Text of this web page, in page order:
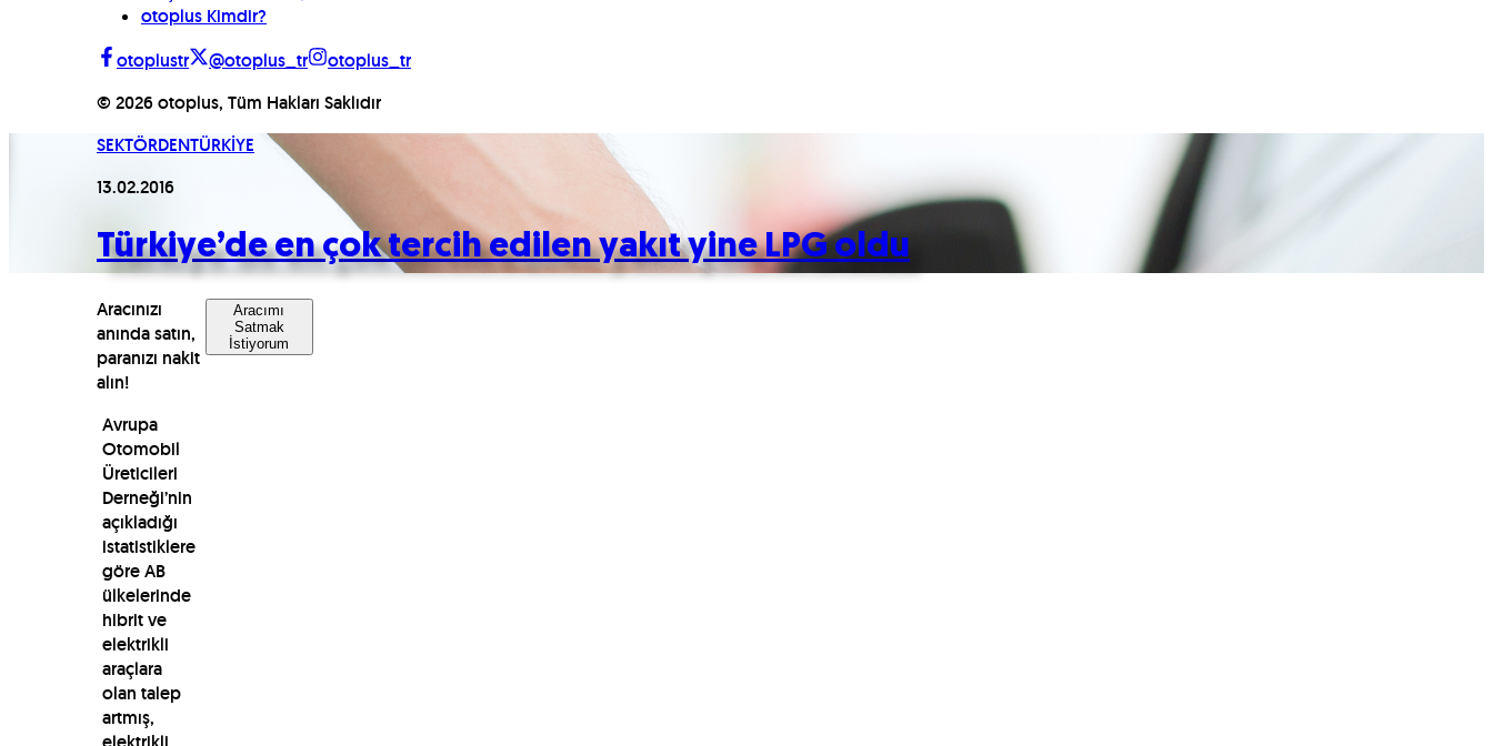
otoplus Kimdir?
otoplustr
@otoplus_tr
otoplus_tr
© 2026 otoplus, Tüm Hakları Saklıdır
SEKTÖRDENTÜRKİYE
13.02.2016
Türkiye’de en çok tercih edilen yakıt yine LPG oldu
Aracınızı
anında satın,
paranızı nakit
alın!
Aracımı
Satmak
İstiyorum
Avrupa
Otomobil
Üreticileri
Derneği’nin
açıkladığı
istatistiklere
göre AB
ülkelerinde
hibrit ve
elektrikli
araçlara
olan talep
artmış,